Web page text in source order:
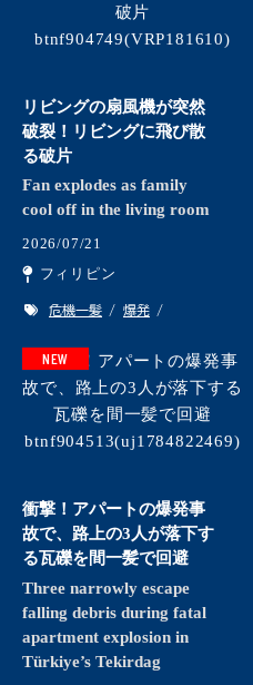
リビングの扇風機が突然
破裂！リビングに飛び散
る破片
Fan explodes as family
cool off in the living room
2026/07/21
フィリピン
危機一髪 爆発
NEW
衝撃！アパートの爆発事
故で、路上の3人が落下す
る瓦礫を間一髪で回避
Three narrowly escape
falling debris during fatal
apartment explosion in
Türkiye’s Tekirdag